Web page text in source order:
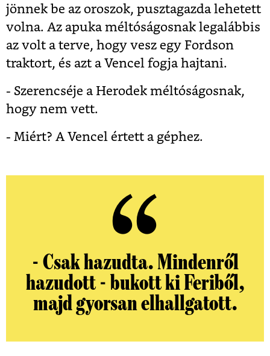
jönnek be az oroszok, pusztagazda lehetett
volna. Az apuka méltóságosnak legalábbis
az volt a terve, hogy vesz egy Fordson
traktort, és azt a Vencel fogja hajtani.
- Szerencséje a Herodek méltóságosnak,
hogy nem vett.
- Miért? A Vencel értett a géphez.
- Csak hazudta. Mindenről
hazudott - bukott ki Feriből,
majd gyorsan elhallgatott.